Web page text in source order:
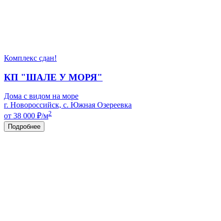
Комплекс сдан!
КП "ШАЛЕ У МОРЯ"
Дома с видом на море
г. Новороссийск, с. Южная Озереевка
от 38 000 ₽/м2
Подробнее